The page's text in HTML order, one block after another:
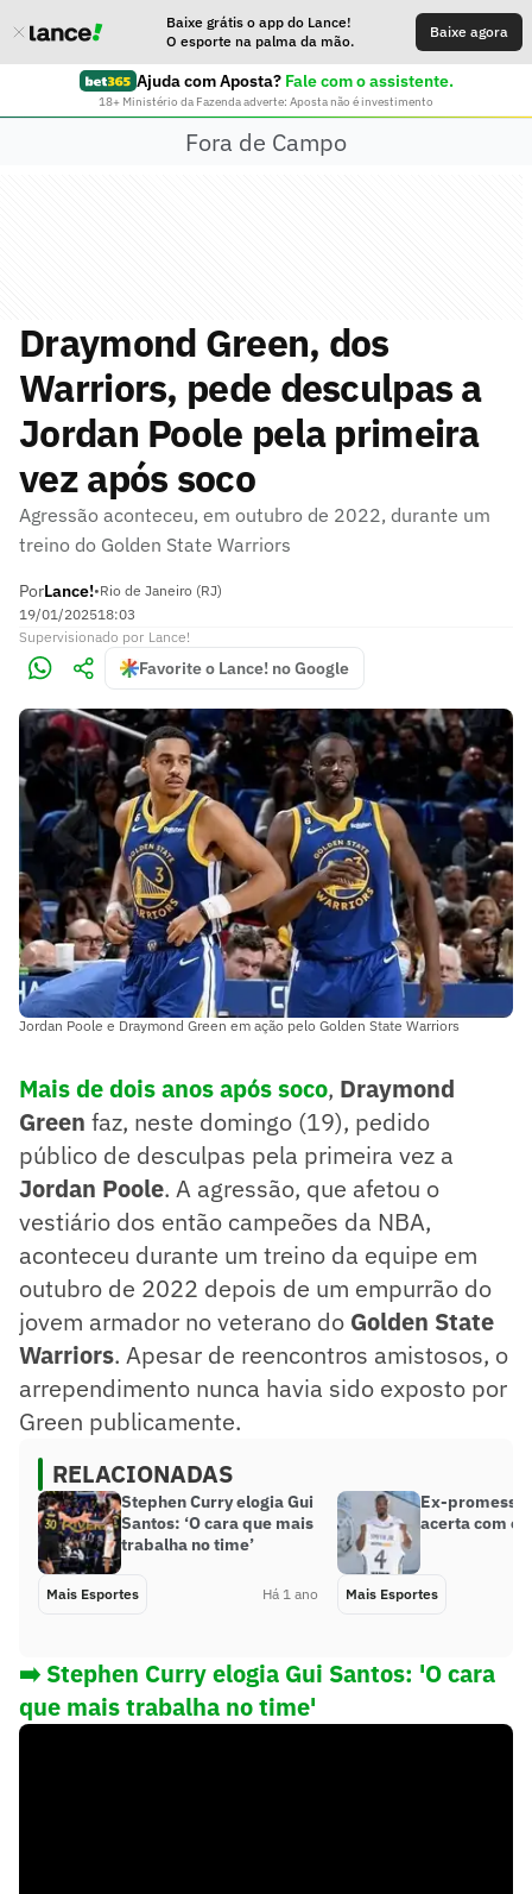
Baixe grátis o app do Lance!
O esporte na palma da mão.
Baixe agora
Ajuda com Aposta? Fale com o assistente.
18+ Ministério da Fazenda adverte: Aposta não é investimento
Fora de Campo
Draymond Green, dos
Warriors, pede desculpas a
Jordan Poole pela primeira
vez após soco
Agressão aconteceu, em outubro de 2022, durante um
treino do Golden State Warriors
PorLance!•Rio de Janeiro (RJ)
19/01/202518:03
Supervisionado por Lance!
Favorite o Lance! no Google
Jordan Poole e Draymond Green em ação pelo Golden State Warriors
Mais de dois anos após soco, Draymond
Green faz, neste domingo (19), pedido
público de desculpas pela primeira vez a
Jordan Poole. A agressão, que afetou o
vestiário dos então campeões da NBA,
aconteceu durante um treino da equipe em
outubro de 2022 depois de um empurrão do
jovem armador no veterano do Golden State
Warriors. Apesar de reencontros amistosos, o
arrependimento nunca havia sido exposto por
Green publicamente.
RELACIONADAS
Stephen Curry elogia Gui
Santos: ‘O cara que mais
trabalha no time’
Mais Esportes Há 1 ano
Ex-promessa
acerta com o
Mais Esportes
➡️ Stephen Curry elogia Gui Santos: 'O cara
que mais trabalha no time'